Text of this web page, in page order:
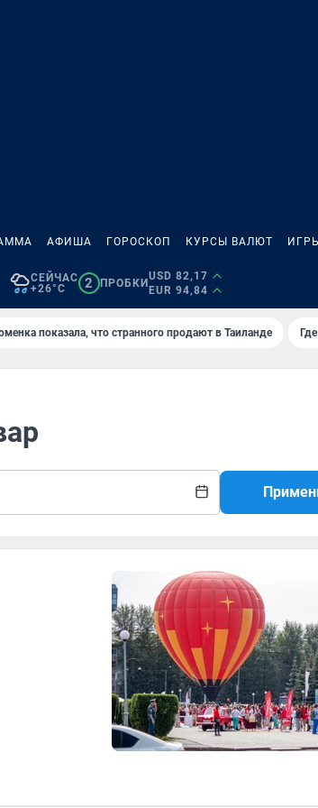
АФИША ГОРОСКОП КУРСЫ ВАЛЮТ
СЕЙЧАС
+26°C
2 ПРОБКИ
USD 82,17
EUR 94,84
показала, что странного продают в Таиланде